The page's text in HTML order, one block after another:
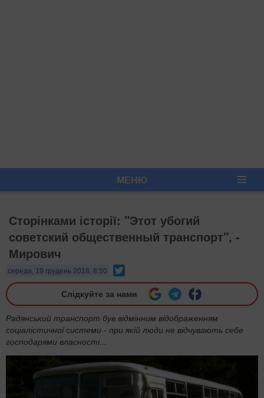
МЕНЮ
Сторінками історії: "Этот убогий
советский общественный транспорт", -
Мирович
середа, 19 грудень 2018, 8:50
Слідкуйте за нами
Радянський транспорт був відмінним відображенням
соціалістичної системи - при якій люди не відчувають себе
господарями власності...